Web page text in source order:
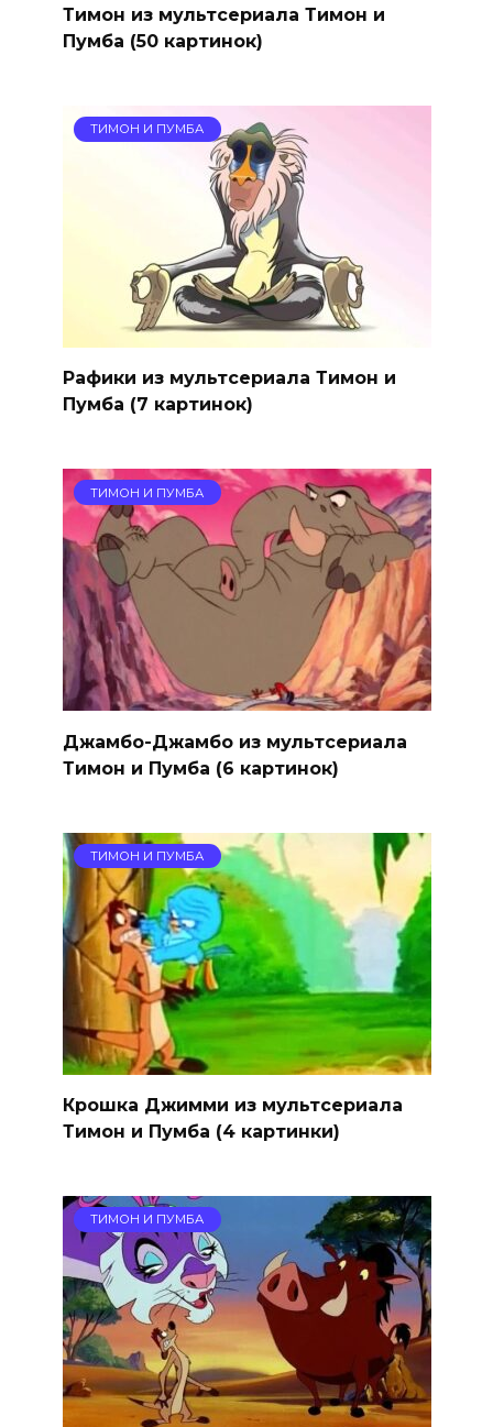
Тимон из мультсериала Тимон и
Пумба (50 картинок)
ТИМОН И ПУМБА
Рафики из мультсериала Тимон и
Пумба (7 картинок)
ТИМОН И ПУМБА
Джамбо-Джамбо из мультсериала
Тимон и Пумба (6 картинок)
ТИМОН И ПУМБА
Крошка Джимми из мультсериала
Тимон и Пумба (4 картинки)
ТИМОН И ПУМБА